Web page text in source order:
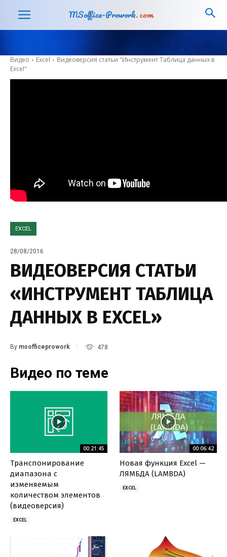
MSoffice-Prowork.com
Видео Excel
Видеоверсия статьи "Инструмент Таблица данных в
Excel"
EXCEL
28/08/2016
ВИДЕОВЕРСИЯ СТАТЬИ
«ИНСТРУМЕНТ ТАБЛИЦА
ДАННЫХ В EXCEL»
By msofficeprowork 478
Видео по теме
00:21:45
Транспонирование
диапазона с
изменяемым
количеством элементов
(видеоверсия)
EXCEL
00:06:42
Новая функция Excel —
ЛЯМБДА (LAMBDA)
EXCEL